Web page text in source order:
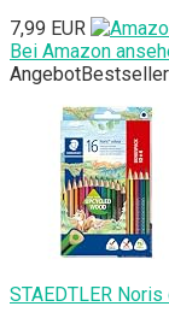
7,99 EUR
Bei Amazon
AngebotBestseller
STAEDTLER